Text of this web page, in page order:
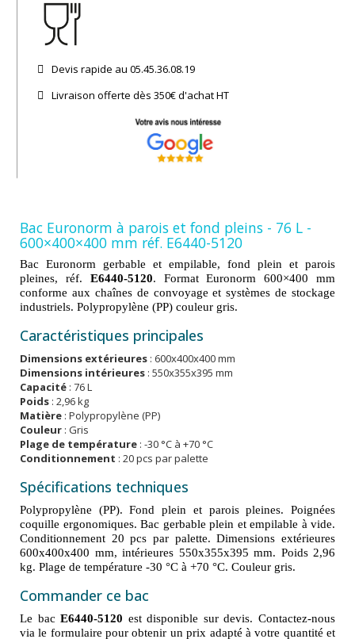
Devis rapide au 05.45.36.08.19​
Livraison offerte dès 350€ d'achat​ HT
Bac Euronorm à parois et fond pleins - 76 L -
600×400×400 mm réf. E6440-5120
Bac Euronorm gerbable et empilable, fond plein et parois
pleines, réf. E6440-5120. Format Euronorm 600×400 mm
conforme aux chaînes de convoyage et systèmes de stockage
industriels. Polypropylène (PP) couleur gris.
Caractéristiques principales
Dimensions extérieures : 600x400x400 mm
Dimensions intérieures : 550x355x395 mm
Capacité : 76 L
Poids : 2,96 kg
Matière : Polypropylène (PP)
Couleur : Gris
Plage de température : -30 °C à +70 °C
Conditionnement : 20 pcs par palette
Spécifications techniques
Polypropylène (PP). Fond plein et parois pleines. Poignées
coquille ergonomiques. Bac gerbable plein et empilable à vide.
Conditionnement 20 pcs par palette. Dimensions extérieures
600x400x400 mm, intérieures 550x355x395 mm. Poids 2,96
kg. Plage de température -30 °C à +70 °C. Couleur gris.
Commander ce bac
Le bacE6440-5120 est disponible sur devis. Contactez-nous
via le formulaire pour obtenir un prix adapté à votre quantité et